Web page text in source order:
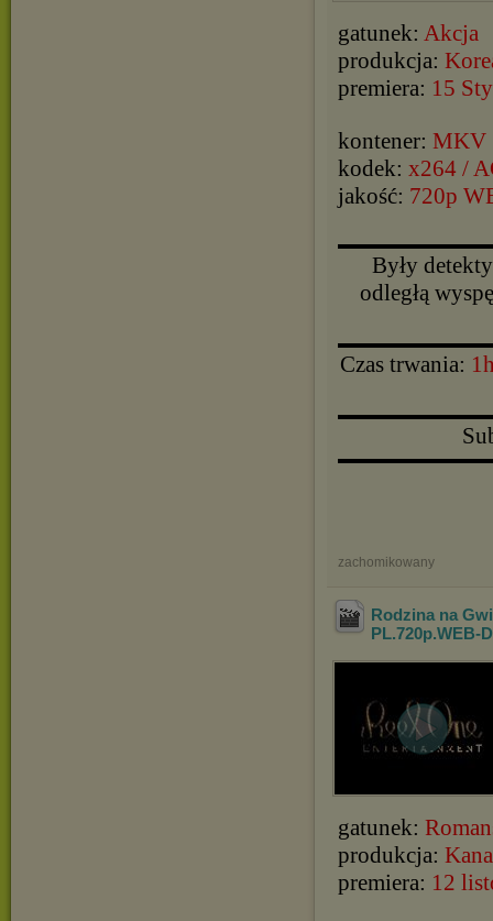
gatunek: Akcja
produkcja:
premiera: 15
kontener: MKV
kodek: x264 /
jakość: 720p
Były
odległą
Czas trwania:
zachomikowany
Rodzina na
PL.720p.WEB-
gatunek:
produkcja:
premiera: 12